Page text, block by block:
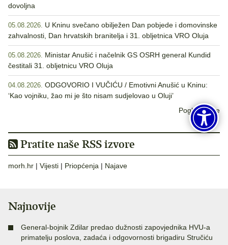
dovoljna
05.08.2026. U Kninu svečano obilježen Dan pobjede i domovinske
zahvalnosti, Dan hrvatskih branitelja i 31. obljetnica VRO Oluja
05.08.2026. Ministar Anušić i načelnik GS OSRH general Kundid
čestitali 31. obljetnicu VRO Oluja
04.08.2026. ODGOVORIO I VUČIĆU / Emotivni Anušić u Kninu:
‘Kao vojniku, žao mi je što nisam sudjelovao u Oluji’
Pogledaj sve
Pratite naše RSS izvore
morh.hr | Vijesti | Priopćenja | Najave
Najnovije
General-bojnik Zdilar predao dužnosti zapovjednika HVU-a
primatelju poslova, zadaća i odgovornosti brigadiru Stručiću